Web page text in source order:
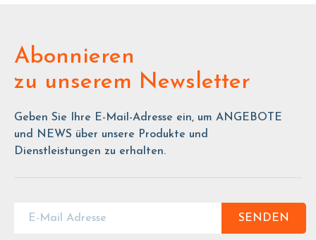
Abonnieren
zu unserem Newsletter
Geben Sie Ihre E-Mail-Adresse ein, um ANGEBOTE
und NEWS über unsere Produkte und
Dienstleistungen zu erhalten.
SENDEN